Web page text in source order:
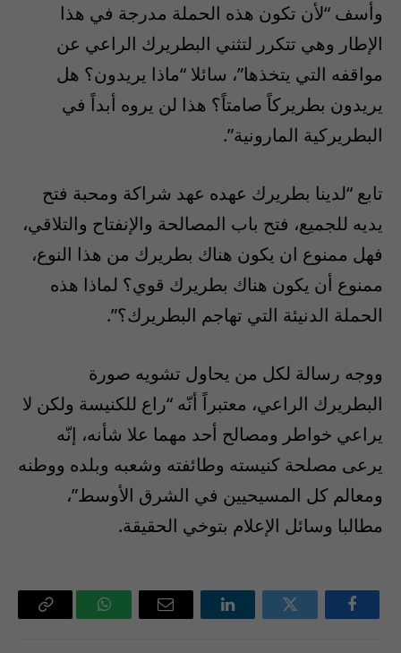
وأسف “لأن تكون هذه الحملة مدرجة في هذا
الإطار وهي تتكرر لتثني البطريرك الراعي عن
مواقفه التي يتخذها”، سائلا “ماذا يريدون؟ هل
يريدون بطريركاً صامتاً؟ هذا لن يروه أبداً في
البطريركية المارونية”.
تابع “لدينا بطريرك عهده عهد شراكة ومحبة فتح
يديه للجميع، فتح باب المصالحة والإنفتاح والتلاقي،
فهل ممنوع ان يكون هناك بطريرك من هذا النوع،
ممنوع أن يكون هناك بطريرك قوي؟ لماذا هذه
الحملة الدنيئة التي تهاجم البطريرك؟”.
ووجه رسالة لكل من يحاول تشويه صورة
البطريرك الراعي، معتبراً أنّه “راع للكنيسة ولكن لا
يراعي خواطر ومصالح أحد مهما علا شأنه، إنّه
يرعى مصلحة كنيسته وطائفته وشعبه وبلده ووطنه
ومعالم كل المسيحيين في الشرق الأوسط”،
مطالبا وسائل الإعلام بتوخي الحقيقة.
فيسبوك تويتر لينكدإن
البريد
واتساب Copy